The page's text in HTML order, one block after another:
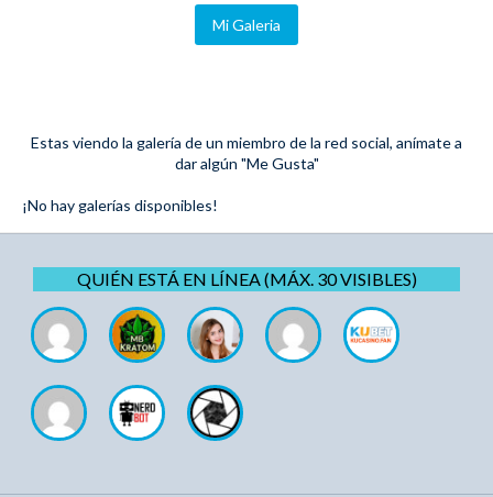
Mi Galeria
Estas viendo la galería de un miembro de la red social, anímate a
dar algún "Me Gusta"
¡No hay galerías disponibles!
QUIÉN ESTÁ EN LÍNEA (MÁX. 30 VISIBLES)